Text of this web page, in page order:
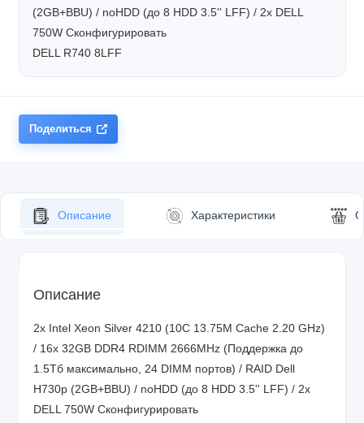
(2GB+BBU) / noHDD (до 8 HDD 3.5'' LFF) / 2x DELL
750W Сконфигурировать
DELL R740 8LFF
Поделиться
Описание Характеристики
Описание
2x Intel Xeon Silver 4210 (10C 13.75M Cache 2.20 GHz)
/ 16x 32GB DDR4 RDIMM 2666MHz (Поддержка до
1.5Tб максимально, 24 DIMM портов) / RAID Dell
H730p (2GB+BBU) / noHDD (до 8 HDD 3.5'' LFF) / 2x
DELL 750W Сконфигурировать